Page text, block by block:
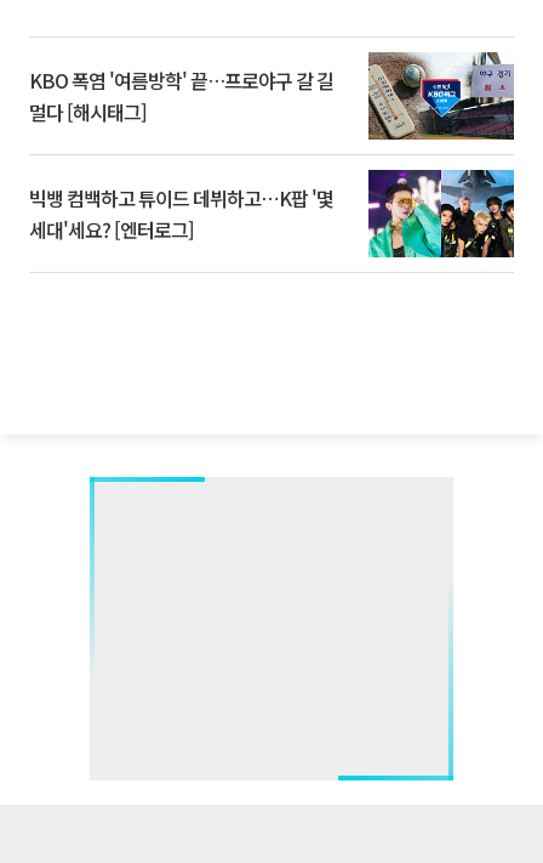
KBO 폭염 '여름방학' 끝…프로야구 갈 길
멀다 [해시태그]
빅뱅 컴백하고 튜이드 데뷔하고⋯K팝 '몇
세대'세요? [엔터로그]